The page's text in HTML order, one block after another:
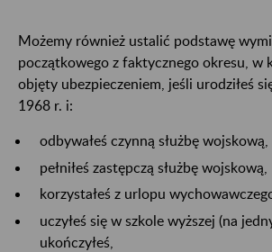
Możemy również ustalić podstawę
początkowego z faktycznego okresu, w
objęty ubezpieczeniem, jeśli urodziłeś
1968 r. i:
odbywałeś czynną służbę wojskową,
pełniłeś zastępczą służbę wojskową,
korzystałeś z urlopu
uczyłeś się w szkole wyższej (na
ukończyłeś,